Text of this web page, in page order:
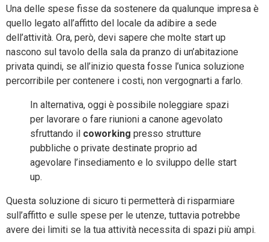
Una delle spese fisse da sostenere da qualunque impresa è
quello legato all’affitto del locale da adibire a sede
dell’attività. Ora, però, devi sapere che molte start up
nascono sul tavolo della sala da pranzo di un’abitazione
privata quindi, se all’inizio questa fosse l’unica soluzione
percorribile per contenere i costi, non vergognarti a farlo.
In alternativa, oggi è possibile noleggiare spazi
per lavorare o fare riunioni a canone agevolato
sfruttando il coworking presso strutture
pubbliche o private destinate proprio ad
agevolare l’insediamento e lo sviluppo delle start
up.
Questa soluzione di sicuro ti permetterà di risparmiare
sull’affitto e sulle spese per le utenze, tuttavia potrebbe
avere dei limiti se la tua attività necessita di spazi più ampi.